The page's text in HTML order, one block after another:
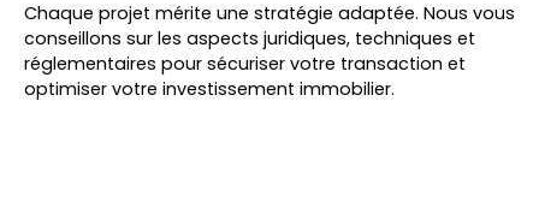
Chaque projet mérite une stratégie adaptée. Nous vous
conseillons sur les aspects juridiques, techniques et
réglementaires pour sécuriser votre transaction et
optimiser votre investissement immobilier.